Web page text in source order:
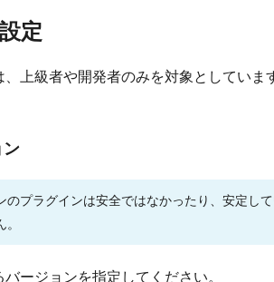
定
、上級者や開発者のみを対象としてい
ン
のプラグインは安全ではなかったり、安定し
ージョンを指定してください。